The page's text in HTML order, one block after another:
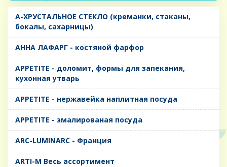
A-ХРУСТАЛЬНОЕ СТЕКЛО (креманки, стаканы,
бокалы, сахарницы)
AHHA ЛАФАРГ - костяной фарфор
APPETITE - доломит, формы для запекания,
кухонная утварь
APPETITE - нержавейка наплитная посуда
APPETITE - эмалированая посуда
ARC-LUMINARC - Франция
ARTI-M Весь ассортимент